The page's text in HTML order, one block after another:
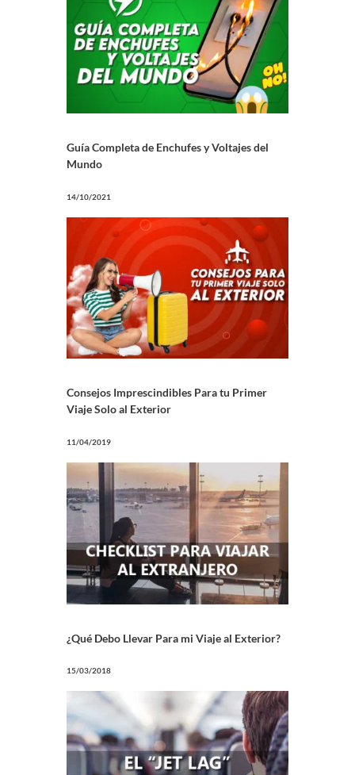
Guía Completa de Enchufes y Voltajes del
Mundo
14/10/2021
Consejos Imprescindibles Para tu Primer
Viaje Solo al Exterior
11/04/2019
¿Qué Debo Llevar Para mi Viaje al Exterior?
15/03/2018